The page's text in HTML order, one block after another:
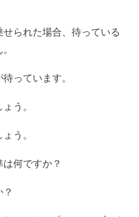
られた場合、待っている
っています。
う。
う。
何ですか？